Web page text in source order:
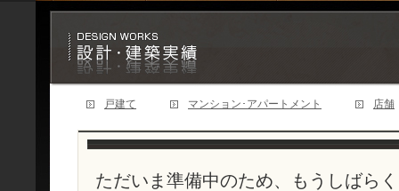
戸建て マンション･アパートメント 店舗
ただいま準備中のため、もうしばら